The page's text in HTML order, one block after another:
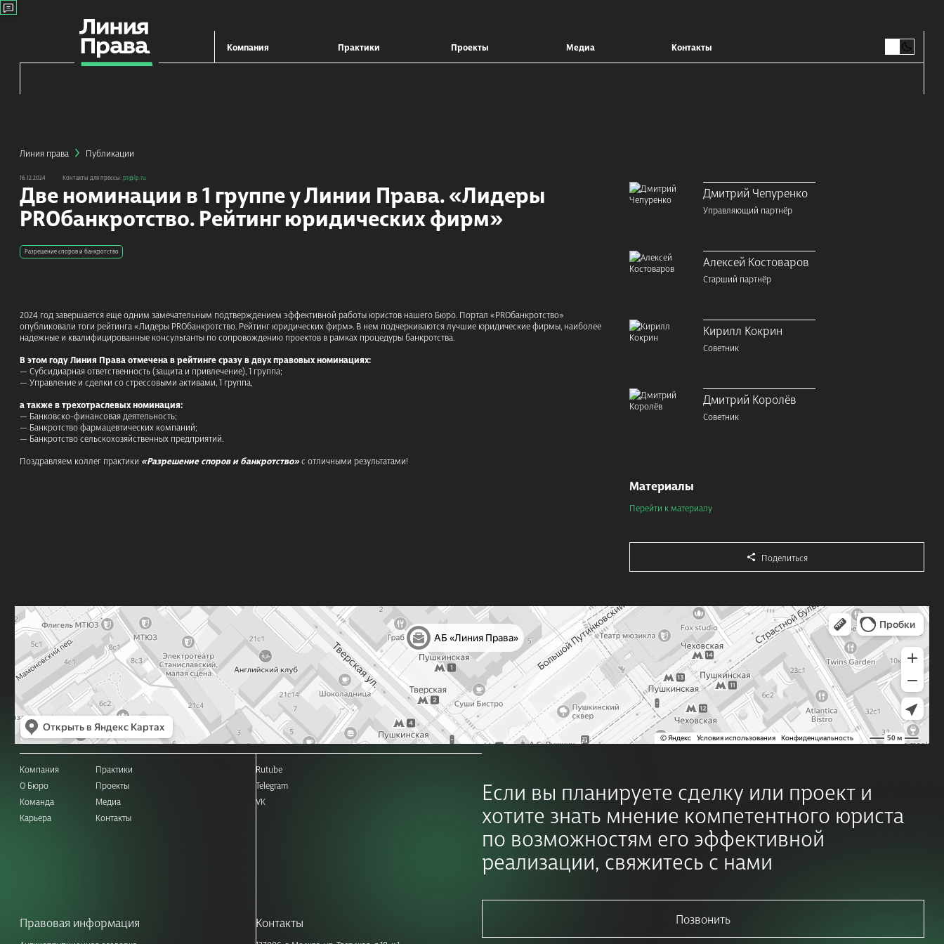
Компания Практики Проекты Медиа Контакты
Линия права Публикации
16.12.2024 Контакты для прессы: pr@lp.ru
Две номинации в 1 группе у Линии Права. «Лидеры
PROбанкротство. Рейтинг юридических фирм»
Разрешение споров и банкротство
2024 год завершается еще одним замечательным подтверждением эффективной работы юристов нашего Бюро. Портал «PROбанкротство»
опубликовали тоги рейтинга «Лидеры PROбанкротство. Рейтинг юридических фирм». В нем подчеркиваются лучшие юридические фирмы, наиболее
надежные и квалифицированные консультанты по сопровождению проектов в рамках процедуры банкротства.
В этом году Линия Права отмечена в рейтинге сразу в двух правовых номинациях:
— Субсидиарная ответственность (защита и привлечение), 1 группа;
— Управление и сделки со стрессовыми активами, 1 группа,
а также в трехотраслевых номинация:
— Банковско-финансовая деятельность;
— Банкротство фармацевтических компаний;
— Банкротство сельскохозяйственных предприятий.
Поздравляем коллег практики «Разрешение споров и банкротство»с отличными результатами!
Дмитрий Чепуренко
Управляющий партнёр
Алексей Костоваров
Старший партнёр
Кирилл Кокрин
Советник
Дмитрий Королёв
Советник
Материалы
Перейти к материалу
Поделиться
Компания
О Бюро
Команда
Карьера
Практики
Проекты
Медиа
Контакты
Rutube
Telegram
VK
Правовая информация Контакты
Если вы планируете сделку или проект и
хотите знать мнение компетентного юриста
по возможностям его эффективной
реализации, свяжитесь с нами
Позвонить